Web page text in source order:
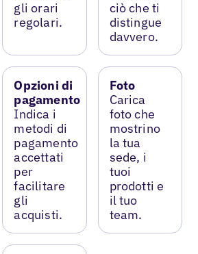
gli orari
regolari.
ciò che ti
distingue
davvero.
Opzioni di
pagamento
Indica i
metodi di
pagamento
accettati
per
facilitare
gli
acquisti.
Foto
Carica
foto che
mostrino
la tua
sede, i
tuoi
prodotti e
il tuo
team.